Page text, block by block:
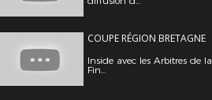
COUPE RÉGION BRETAGNE
Inside avec les Arbitres de la
Fin...